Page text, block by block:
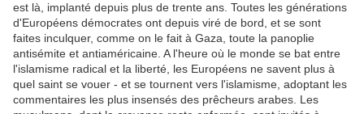
est là, implanté depuis plus de trente ans. Toutes les générations
d'Européens démocrates ont depuis viré de bord, et se sont
faites inculquer, comme on le fait à Gaza, toute la panoplie
antisémite et antiaméricaine. A l'heure où le monde se bat entre
l'islamisme radical et la liberté, les Européens ne savent plus à
quel saint se vouer - et se tournent vers l'islamisme, adoptant les
commentaires les plus insensés des prêcheurs arabes. Les